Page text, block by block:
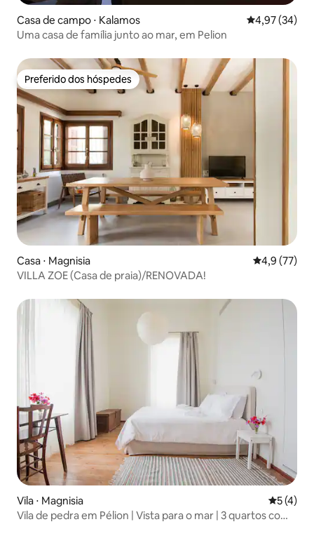
Casa de campo ⋅ Kalamos 4,97 de uma
4,97 (34)
Uma casa de família junto ao mar, em Pelion
Preferido dos hóspedes
Preferido dos hóspedes
Casa ⋅ Magnisia 4,9 de uma
4,9 (77)
VILLA ZOE (Casa de praia)/RENOVADA!
Vila ⋅ Magnisia 5 de
5 (4)
Vila de pedra em Pélion | Vista para o mar | 3 quartos com